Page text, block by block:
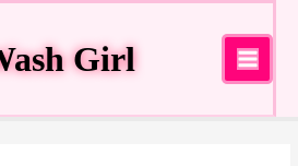
Girl
Main
Menu